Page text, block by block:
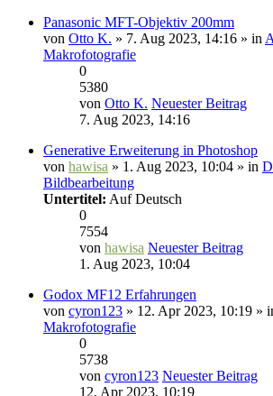
Panasonic MFT-Objektiv 200mm
von Otto K. » 7. Aug 2023, 14:16 » in
Makrofotografie
0
5380
von Otto K. Neuester Beitrag
7. Aug 2023, 14:16
Generative Erweiterung in Photoshop
von hawisa » 1. Aug 2023, 10:04 » in
Bildbearbeitung
Untertitel: Auf Deutsch
0
7554
von hawisa Neuester Beitrag
1. Aug 2023, 10:04
Godox MF12 Erfahrungen
von cyron123 » 12. Apr 2023, 10:19 »
Makrofotografie
0
5738
von cyron123 Neuester Beitrag
12. Apr 2023, 10:19